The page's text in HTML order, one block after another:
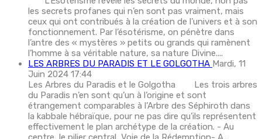
les secrets profanes qui n’en sont pas vraiment, mais
ceux qui ont contribués à la création de l’univers et à son
fonctionnement. Par l’ésotérisme, on pénètre dans
l’antre des « mystères » petits ou grands qui ramènent
l’homme à sa véritable nature, sa nature Divine....
LES ARBRES DU PARADIS ET LE GOLGOTHA Mardi, 11
Juin 2024 17:44
Les Arbres du Paradis et le Golgotha Les trois arbres
du Paradis n’en sont qu’un à l’origine et sont
étrangement comparables à l’Arbre des Séphiroth dans
la kabbale hébraïque, pour ne pas dire qu’ils représentent
effectivement le plan archétype de la création. - Au